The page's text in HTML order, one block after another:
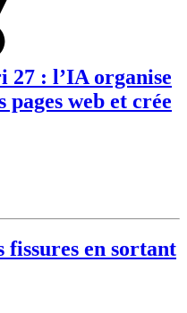
27 : l’IA organise
pages web et crée
fissures en sortant